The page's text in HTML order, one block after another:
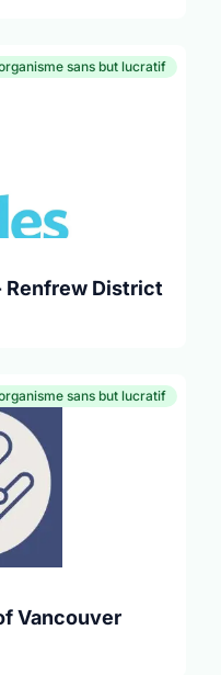
sans but lucratif
Renfrew District
sans but lucratif
Vancouver